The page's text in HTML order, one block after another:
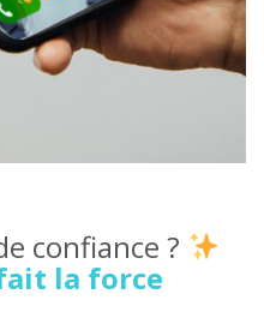
confiance ?
la force